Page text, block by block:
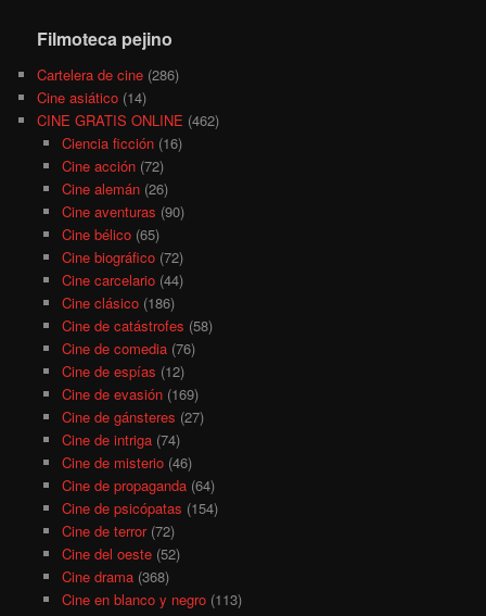
Filmoteca pejino
Cartelera de cine (286)
Cine asiático (14)
CINE GRATIS ONLINE (462)
Ciencia ficción(16)
Cine acción(72)
Cine alemán(26)
Cine aventuras (90)
Cine bélico(65)
Cine biográfico(72)
Cine carcelario(44)
Cine clásico(186)
Cine de catástrofes (58)
Cine de comedia(76)
Cine de espías (12)
Cine de evasión(169)
Cine de gánsteres (27)
Cine de intriga(74)
Cine de misterio(46)
Cine de propaganda(64)
Cine de psicópatas (154)
Cine de terror(72)
Cine del oeste(52)
Cine drama(368)
Cine en blanco y negro(113)